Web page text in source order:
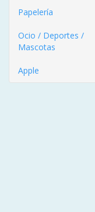
Papelería
Ocio / Deportes /
Mascotas
Apple